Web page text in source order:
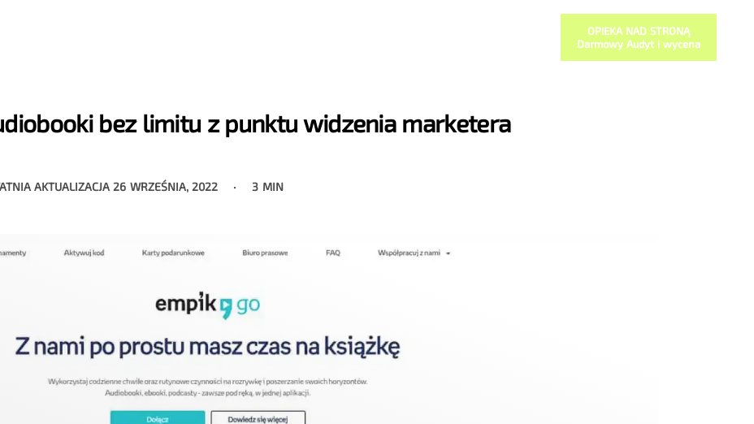
OPIEKA NAD STRONĄ
Darmowy Audyt i wycena
bez limitu z punktu widzenia marketera
AKTUALIZACJA 26 WRZEŚNIA, 2022 3 MIN